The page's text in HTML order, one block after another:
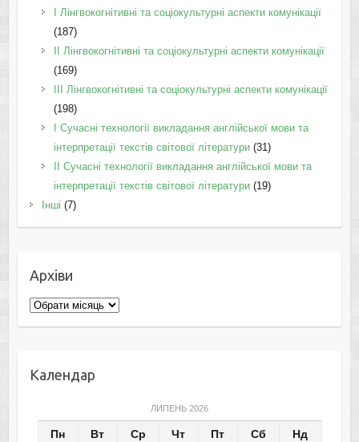
I Лінгвокогнітивні та соціокультурні аспекти комунікації
(187)
IІ Лінгвокогнітивні та соціокультурні аспекти комунікації
(169)
IІI Лінгвокогнітивні та соціокультурні аспекти комунікації
(198)
I Cучасні технології викладання англійської мови та
інтерпретації текстів світової літератури(31)
II Cучасні технології викладання англійської мови та
інтерпретації текстів світової літератури(19)
Інші (7)
Архіви
Архіви
Календар
ЛИПЕНЬ 2026
Пн Вт Ср Чт Пт Сб Нд